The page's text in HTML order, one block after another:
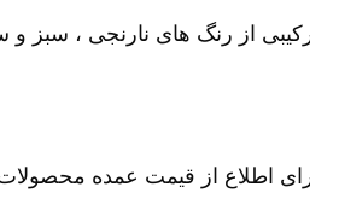
از رنگ های نارنجی ، سبز و
اطلاع از قیمت عمده محصولات با